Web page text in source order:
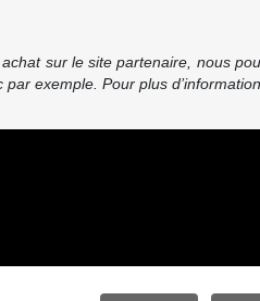
sur le site partenaire, nous
exemple. Pour plus